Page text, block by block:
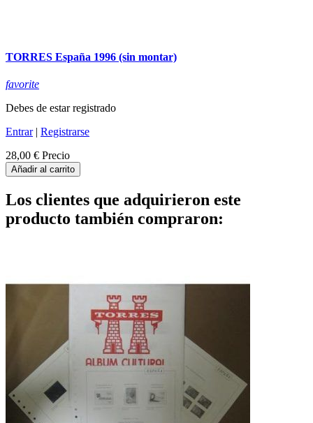
TORRES España 1996 (sin montar)
favorite
Debes de estar registrado
Entrar| Registrarse
28,00 € Precio
Añadir al carrito
Los clientes que adquirieron este
producto también compraron: